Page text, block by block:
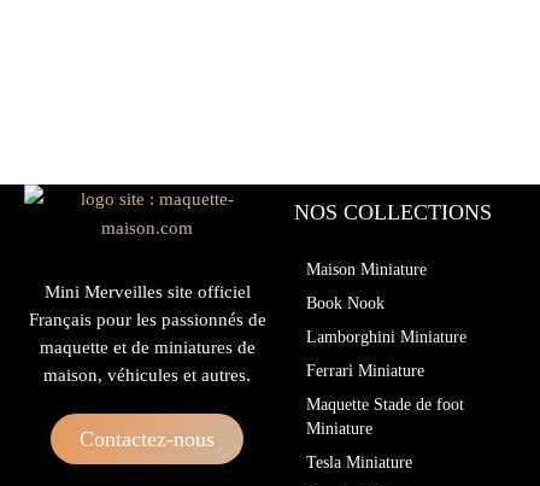
Mini Merveilles site officiel
Français pour les passionnés de
maquette et de miniatures de
maison, véhicules et autres.
Contactez-nous
NOS COLLECTIONS
Maison Miniature
Book Nook
Lamborghini Miniature
Ferrari Miniature
Maquette Stade de foot
Miniature
Tesla Miniature